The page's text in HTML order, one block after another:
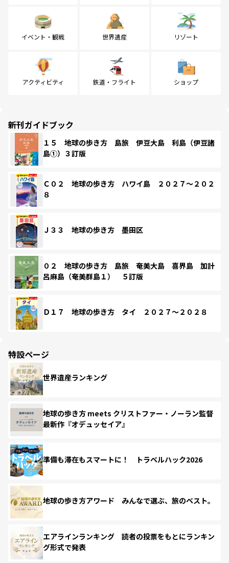
イベント・観戦 世界遺産 リゾート
アクティビティ 鉄道・フライト ショップ
新刊ガイドブック
１５ 地球の歩き方 島旅 伊豆大島 利島（伊豆諸
島①）３訂版
Ｃ０２ 地球の歩き方 ハワイ島 ２０２７～２０２
８
Ｊ３３ 地球の歩き方 墨田区
０２ 地球の歩き方 島旅 奄美大島 喜界島 加計
呂麻島（奄美群島１） ５訂版
Ｄ１７ 地球の歩き方 タイ ２０２７～２０２８
特設ページ
世界遺産ランキング
地球の歩き方 meets クリストファー・ノーラン監督
最新作『オデュッセイア』
準備も滞在もスマートに！ トラベルハック2026
地球の歩き方アワード みんなで選ぶ、旅のベスト。
エアラインランキング 読者の投票をもとにランキン
グ形式で発表